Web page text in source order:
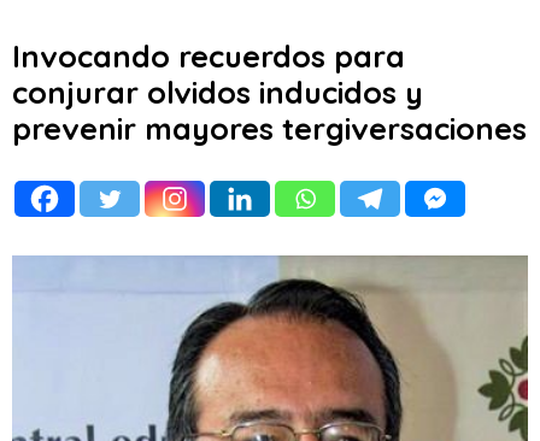
Invocando recuerdos para
conjurar olvidos inducidos y
prevenir mayores tergiversaciones